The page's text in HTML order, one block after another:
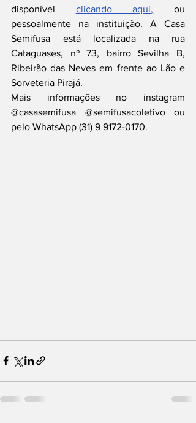
disponível clicando aqui, ou
pessoalmente na instituição. A Casa
Semifusa está localizada na rua
Cataguases, nº 73, bairro Sevilha B,
Ribeirão das Neves em frente ao Lão e
Sorveteria Pirajá.
Mais informações no instagram
@casasemifusa @semifusacoletivo ou
pelo WhatsApp (31) 9 9172-0170.